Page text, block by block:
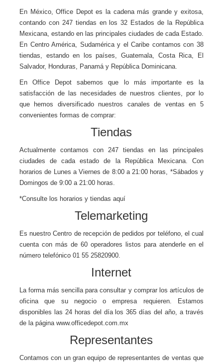
En México, Office Depot es la cadena más grande y exitosa,
contando con 247 tiendas en los 32 Estados de la República
Mexicana, estando en las principales ciudades de cada Estado.
En Centro América, Sudamérica y el Caribe contamos con 38
tiendas, estando en los países, Guatemala, Costa Rica, El
Salvador, Honduras, Panamá y República Dominicana.
En Office Depot sabemos que lo más importante es la
satisfacción de las necesidades de nuestros clientes, por lo
que hemos diversificado nuestros canales de ventas en 5
convenientes formas de comprar:
Tiendas
Actualmente contamos con 247 tiendas en las principales
ciudades de cada estado de la República Mexicana. Con
horarios de Lunes a Viernes de 8:00 a 21:00 horas, *Sábados y
Domingos de 9:00 a 21:00 horas.
*Consulte los horarios y tiendas aquí
Telemarketing
Es nuestro Centro de recepción de pedidos por teléfono, el cual
cuenta con más de 60 operadores listos para atenderle en el
número telefónico 01 55 25820900.
Internet
La forma más sencilla para consultar y comprar los artículos de
oficina que su negocio o empresa requieren. Estamos
disponibles las 24 horas del día los 365 días del año, a través
de la página www.officedepot.com.mx
Representantes
Contamos con un gran equipo de representantes de ventas que